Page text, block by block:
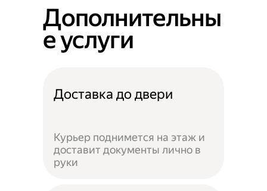
Дополнительны
е услуги
Доставка до двери
Курьер поднимется на этаж и
доставит документы лично в
руки